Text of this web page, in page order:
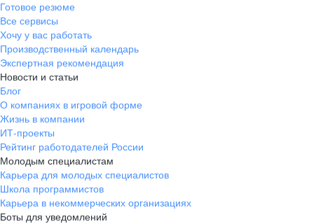
Готовое резюме
Все сервисы
Хочу у вас работать
Производственный календарь
Экспертная рекомендация
Новости и статьи
Блог
О компаниях в игровой форме
Жизнь в компании
ИТ-проекты
Рейтинг работодателей России
Молодым специалистам
Карьера для молодых специалистов
Школа программистов
Карьера в некоммерческих организациях
Боты для уведомлений